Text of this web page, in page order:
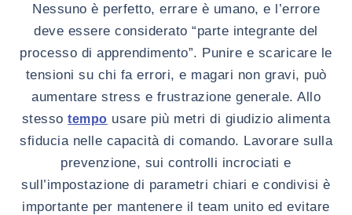
Nessuno è perfetto, errare è umano, e l’errore
deve essere considerato “parte integrante del
processo di apprendimento”. Punire e scaricare le
tensioni su chi fa errori, e magari non gravi, può
aumentare stress e frustrazione generale. Allo
stessotempo usare più metri di giudizio alimenta
sfiducia nelle capacità di comando. Lavorare sulla
prevenzione, sui controlli incrociati e
sull’impostazione di parametri chiari e condivisi è
importante per mantenere il team unito ed evitare